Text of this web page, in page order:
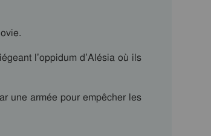
l’oppidum d’Alésia où ils
une armée pour empêcher les